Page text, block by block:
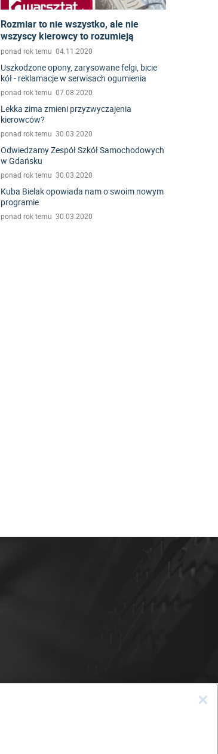
Rozmiar to nie wszystko, ale nie
wszyscy kierowcy to rozumieją
ponad rok temu 04.11.2020
Uszkodzone opony, zarysowane felgi, bicie
kół - reklamacje w serwisach ogumienia
ponad rok temu 07.08.2020
Lekka zima zmieni przyzwyczajenia
kierowców?
ponad rok temu 30.03.2020
Odwiedzamy Zespół Szkół Samochodowych
w Gdańsku
ponad rok temu 30.03.2020
Kuba Bielak opowiada nam o swoim nowym
programie
ponad rok temu 30.03.2020
×